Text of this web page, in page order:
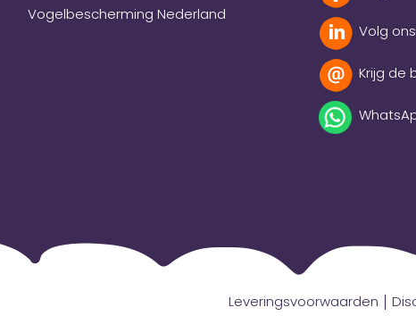
Vogelbescherming Nederland
Volg
Krijg de
Leveringsvoorwaarden